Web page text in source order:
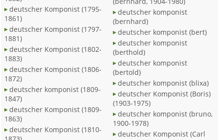
deutscher Komponist (1795-
1861)
deutscher Komponist (1797-
1881)
deutscher Komponist (1802-
1883)
deutscher Komponist (1806-
1872)
deutscher komponist (1809-
1847)
deutscher Komponist (1809-
1863)
deutscher Komponist (1810-
deutscher komponist
(bernhard)
deutscher komponist (bert)
deutscher komponist
(berthold)
deutscher komponist
(bertold)
deutscher komponist (blixa)
deutscher Komponist (Boris)
(1903-1975)
deutscher komponist (bruno,
1900-1978)
deutscher Komponist (Carl